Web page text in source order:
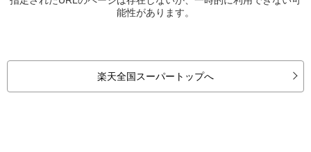
能性があります。
楽天全国スーパートップへ